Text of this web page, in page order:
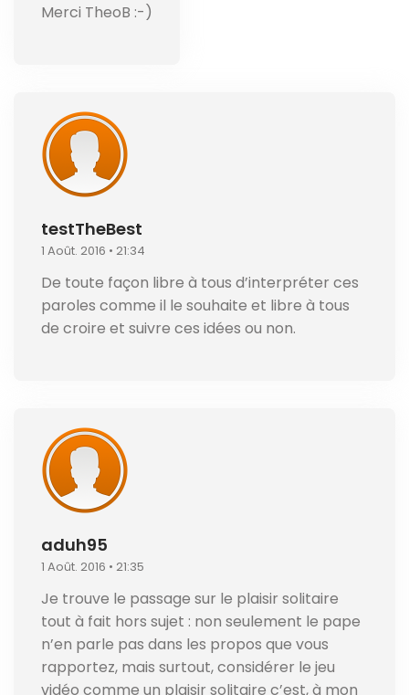
Merci TheoB :-)
testTheBest
1 Août. 2016 • 21:34
De toute façon libre à tous d’interpréter ces
paroles comme il le souhaite et libre à tous
de croire et suivre ces idées ou non.
aduh95
1 Août. 2016 • 21:35
Je trouve le passage sur le plaisir solitaire
tout à fait hors sujet : non seulement le pape
n’en parle pas dans les propos que vous
rapportez, mais surtout, considérer le jeu
vidéo comme un plaisir solitaire c’est, à mon